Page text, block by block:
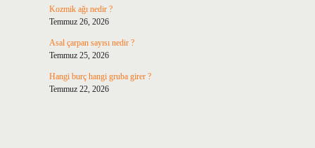
Kozmik ağı nedir ?
Temmuz 26, 2026
Asal çarpan sayısı nedir ?
Temmuz 25, 2026
Hangi burç hangi gruba girer ?
Temmuz 22, 2026